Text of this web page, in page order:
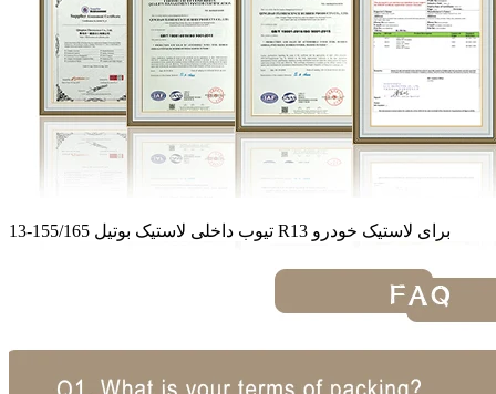
تیوب داخلی لاستیک بوتیل 155/165-13 R13 برای لاستیک خودرو